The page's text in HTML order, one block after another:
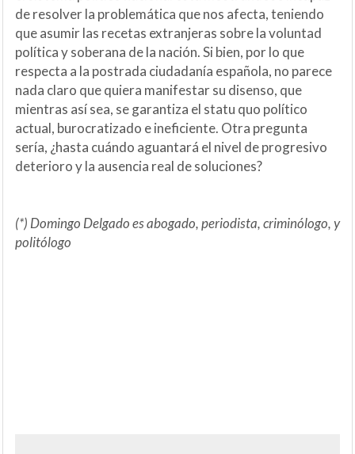
de resolver la problemática que nos afecta, teniendo
que asumir las recetas extranjeras sobre la voluntad
política y soberana de la nación. Si bien, por lo que
respecta a la postrada ciudadanía española, no parece
nada claro que quiera manifestar su disenso, que
mientras así sea, se garantiza el statu quo político
actual, burocratizado e ineficiente. Otra pregunta
sería, ¿hasta cuándo aguantará el nivel de progresivo
deterioro y la ausencia real de soluciones?
(*) Domingo Delgado es abogado, periodista, criminólogo, y
politólogo